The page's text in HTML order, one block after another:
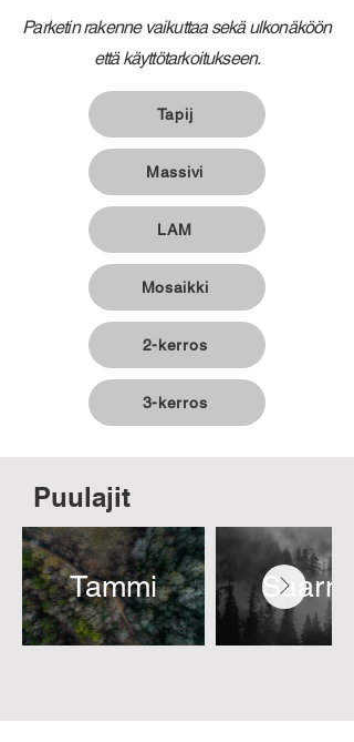
Parketin rakenne vaikuttaa sekä ulkonäköön
että käyttötarkoitukseen.
Tapij
Massivi
LAM
Mosaikki
2-kerros
3-kerros
Puulajit
Tammi Saarni